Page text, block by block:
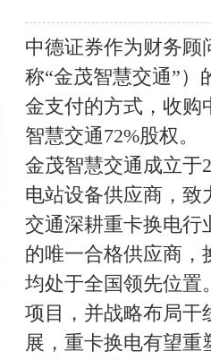
中德证券作为财务顾
称“金茂智慧交通”
金支付的方式，收购
智慧交通72%股权。
金茂智慧交通成立于
电站设备供应商，致
交通深耕重卡换电行
的唯一合格供应商，
均处于全国领先位置
项目，并战略布局干
展，重卡换电有望